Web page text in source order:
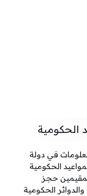
الحكومية
في دولة
الحكومية
حجز
الحكومية